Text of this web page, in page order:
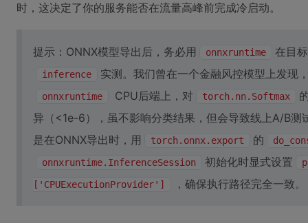
时，这决定了你的服务能否在流量高峰前完成冷启动。
提示：ONNX模型导出后，务必用 onnxruntime 在目
inference 实测。我们曾在一个金融风控模型上发现
onnxruntime CPU后端上，对 torch.nn.Softmax
异（<1e-6），虽不影响分类结果，但会导致线上A/B测
是在ONNX导出时，用
torch.onnx.export 的
onnxruntime.InferenceSession
初始化时显式设置
['CPUExecutionProvider']
，确保执行路径完全一致。